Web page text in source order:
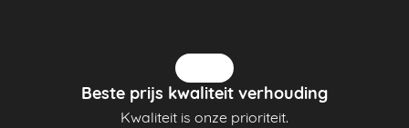
Beste prijs kwaliteit verhouding
Kwaliteit is onze prioriteit.